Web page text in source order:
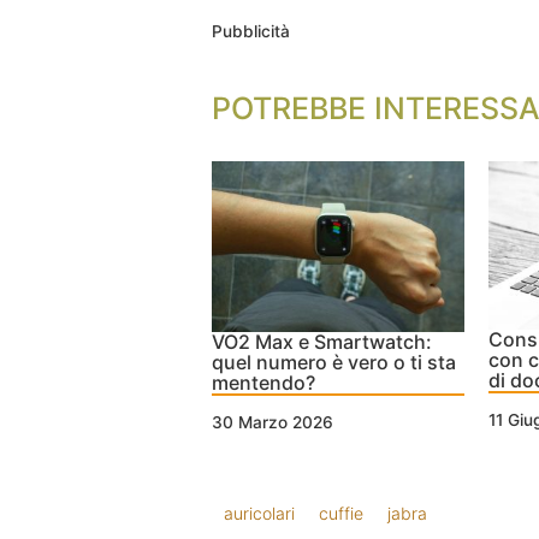
Pubblicità
POTREBBE
VO2 Max e Smartwatch:
quel numero è vero o ti sta
mentendo?
30 Marzo 2026
con
di
11
auricolari cuffie jabra